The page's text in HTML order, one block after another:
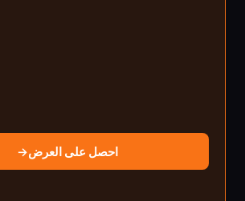
احصل على العرض→